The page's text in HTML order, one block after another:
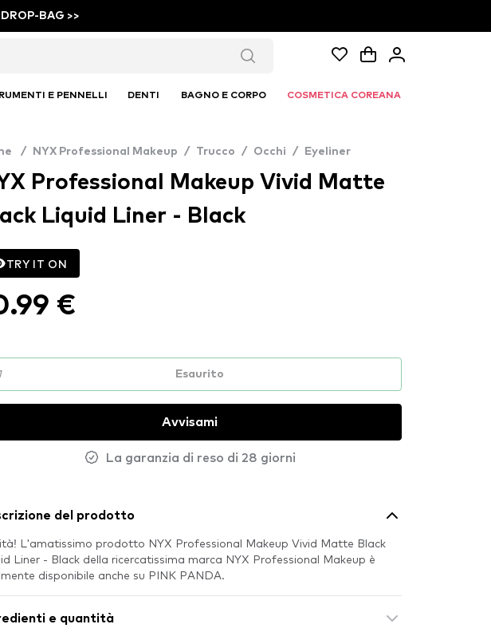
BAG >>
E PENNELLI DENTI BAGNO E CORPO COSMETICA COREANA
/ NYX Professional Makeup / Trucco / Occhi / Eyeliner
Professional Makeup Vivid Matte
Liquid Liner - Black
TRY IT ON
€
Esaurito
Avvisami
La garanzia di reso di 28 giorni
del prodotto
L'amatissimo prodotto NYX Professional Makeup Vivid Matte Black
Liner - Black della ricercatissima marca NYX Professional Makeup è
disponibile anche su PINK PANDA.
e quantità